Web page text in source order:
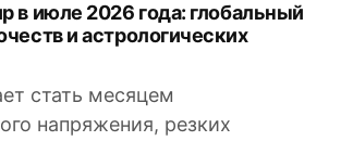
и астрологических
стать месяцем
напряжения, резких